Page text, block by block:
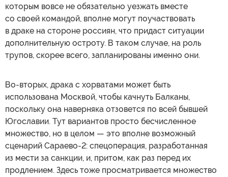
которым вовсе не обязательно уезжать вместе
со своей командой, вполне могут поучаствовать
в драке на стороне россиян, что придаст ситуации
дополнительную остроту. В таком случае, на роль
трупов, скорее всего, запланированы именно они.
Во-вторых, драка с хорватами может быть
использована Москвой, чтобы качнуть Балканы,
поскольку она наверняка отзовется по всей бывшей
Югославии. Тут вариантов просто бесчисленное
множество, но в целом — это вполне возможный
сценарий Сараево-2: спецоперация, разработанная
из мести за санкции, и, притом, как раз перед их
продлением. Здесь тоже просматривается множество